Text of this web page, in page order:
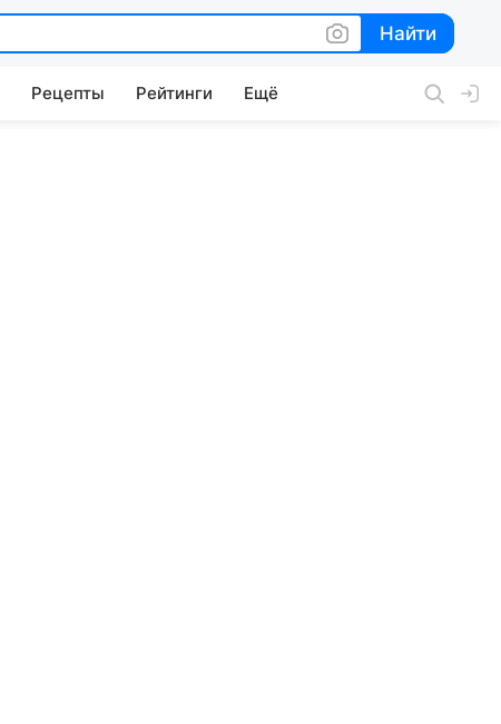
Найти
Найти
Рецепты Рейтинги Ещё